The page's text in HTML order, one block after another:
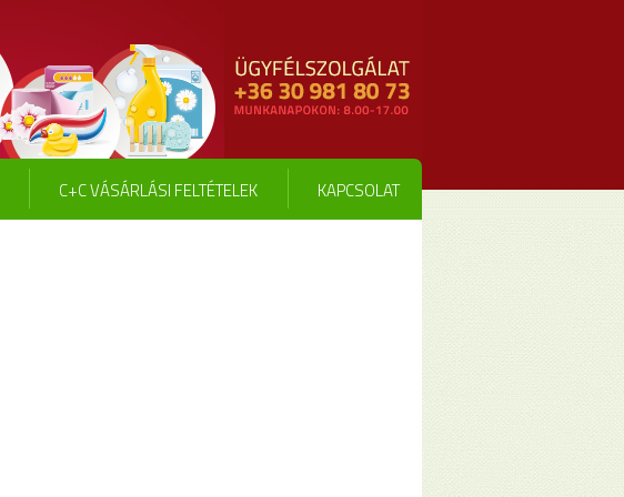
C+C VÁSÁRLÁSI FELTÉTELEK KAPCSOLAT